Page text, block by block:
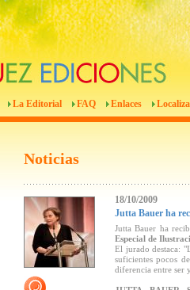
La Editorial FAQ Enlaces
Noticias
18/10/2009
Jutta Bauer ha
Jutta Bauer ha
Especial de
El jurado destaca:
suficientes pocos
diferencia entre ser